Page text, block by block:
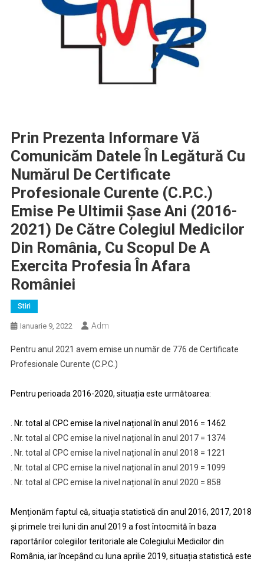
Prin Prezenta Informare Vă
Comunicăm Datele În Legătură Cu
Numărul De Certificate
Profesionale Curente (C.P.C.)
Emise Pe Ultimii Șase Ani (2016-
2021) De Către Colegiul Medicilor
Din România, Cu Scopul De A
Exercita Profesia În Afara
României
Stiri
Ianuarie 9, 2022 Adm
Pentru anul 2021 avem emise un număr de 776 de Certificate
Profesionale Curente (C.P.C.)
Pentru perioada 2016-2020, situația este următoarea:
. Nr. total al CPC emise la nivel național în anul 2016 = 1462
. Nr. total al CPC emise la nivel național în anul 2017 = 1374
. Nr. total al CPC emise la nivel național în anul 2018 = 1221
. Nr. total al CPC emise la nivel național în anul 2019 = 1099
. Nr. total al CPC emise la nivel național în anul 2020 = 858
Menționăm faptul că, situația statistică din anul 2016, 2017, 2018
și primele trei luni din anul 2019 a fost întocmită în baza
raportărilor colegiilor teritoriale ale Colegiului Medicilor din
România, iar începând cu luna aprilie 2019, situația statistică este